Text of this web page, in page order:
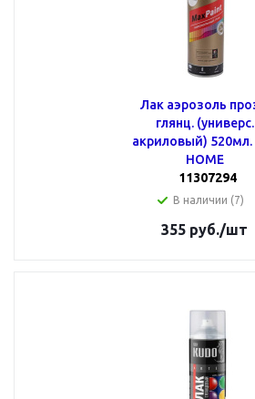
Лак аэрозоль
глянц. (универс.
акриловый) 520мл.
HOME
11307294
В наличии (7)
355 руб./шт